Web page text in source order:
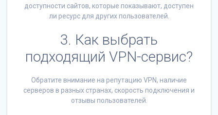
доступности сайтов, которые показывают, доступен
ли ресурс для других пользователей.
3. Как выбрать
подходящий VPN-сервис?
Обратите внимание на репутацию VPN, наличие
серверов в разных странах, скорость подключения и
отзывы пользователей.